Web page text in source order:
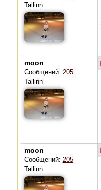
Tallinn
moon
Сообщений: 205
Tallinn
moon
Сообщений: 205
Tallinn